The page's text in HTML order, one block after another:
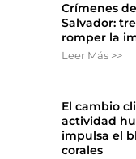
Crímenes
Salvador:
romper la
Leer Más >>
El cambio
actividad
impulsa el
corales